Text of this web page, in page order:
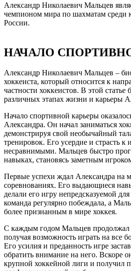
Александр Николаевич Мальцев
чемпионом мира по шахматам среди
России.
НАЧАЛО
Александр Николаевич Мальцев –
хоккеиста, который относится к
частности хоккеистов. В этой статье
различных этапах жизни и карьеры
Начало спортивной карьеры
Александра. Он начал заниматься
демонстрируя свой необычайный
тренировок. Его усердие и страсть к
несравнимыми. Мальцев быстро
навыках, становясь заметным
Первые успехи ждал Александра на
соревнованиях. Его выдающиеся
делали его игру непредсказуемой
команда регулярно побеждала, а
более признанным в мире хоккея.
С каждым годом Мальцев продолжал
получая возможность играть на все
Его усилия и преданность игре
обратить внимание на него. Вскоре
крупной хоккейной лиги и получил